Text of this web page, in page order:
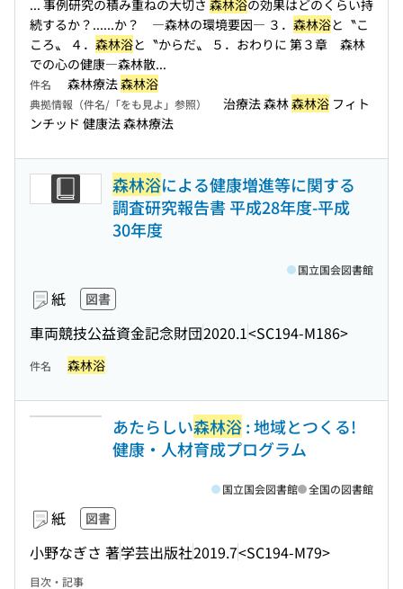
... 事例研究の積み重ねの大切さ 森林浴の効果はどのくらい持
続するか？......か？ ―森林の環境要因― ３． 森林浴と〝こ
ころ〟 ４． 森林浴と〝からだ〟 ５．おわりに 第３章 森林
での心の健康―森林散...
件名 森林療法森林浴
典拠情報（件名/「をも見よ」参照） 治療法 森林森林浴 フィト
ンチッド 健康法 森林療法
森林浴による健康増進等に関する
調査研究報告書 平成28年度-平成
30年度
紙 図書
車両競技公益資金記念財団2020.1<SC194-M186>
国立国会図書館
件名 森林浴
あたらしい森林浴: 地域とつくる!
健康・人材育成プログラム
紙 図書
小野なぎさ 著学芸出版社2019.7<SC194-M79>
国立国会図書館 全国の図書館
目次・記事